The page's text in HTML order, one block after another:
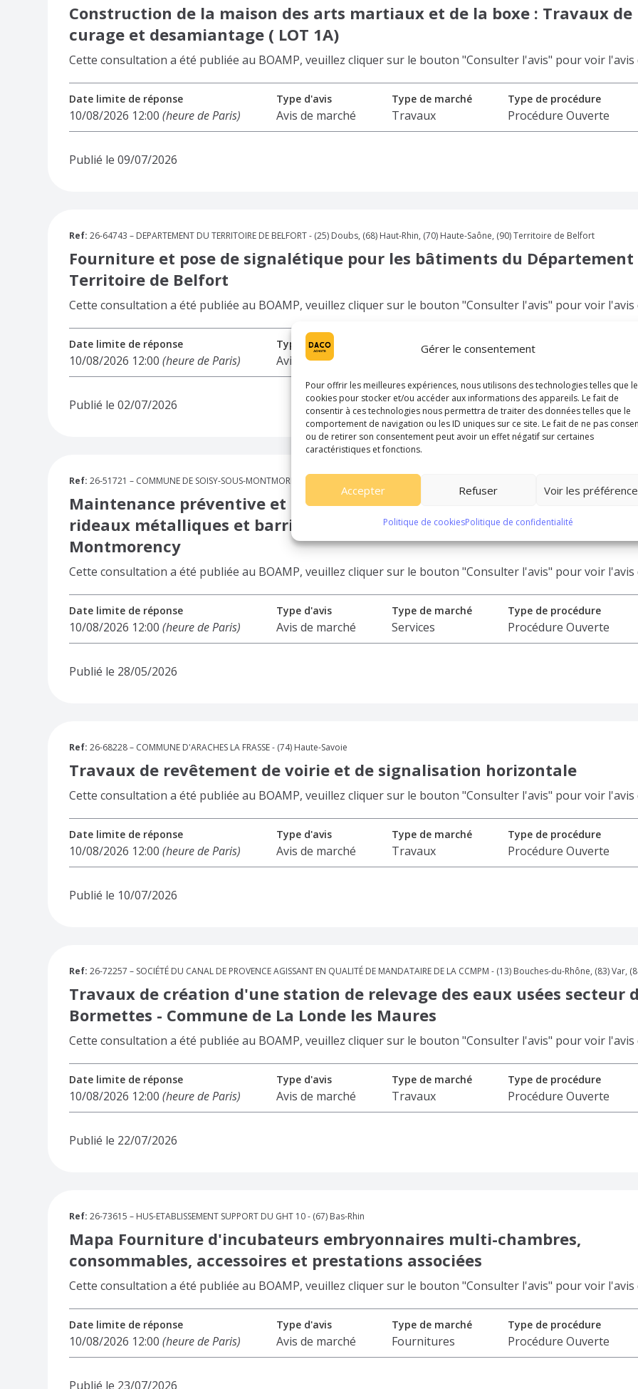
Gérer le consentement
Pour offrir les meilleures expériences, nous utilisons des technologies telles que
cookies pour stocker et/ou accéder aux informations des appareils. Le fait de
consentir à ces technologies nous permettra de traiter des données telles que le
comportement de navigation ou les ID uniques sur ce site. Le fait de ne pas
ou de retirer son consentement peut avoir un effet négatif sur certaines
caractéristiques et fonctions.
Accepter Refuser Voir les
Politique de cookiesPolitique de confidentialité
Construction de la maison des arts martiaux et de la boxe : Travaux de
curage et desamiantage ( LOT 1A)
Cette consultation a été publiée au BOAMP, veuillez cliquer sur le bouton "Consulter l'avis" pour voir l'avis
Date limite de réponse
10/08/2026 12:00(heure de Paris)
Type d'avis
Avis de marché
Type de marché
Travaux
Type de procédure
Procédure Ouverte
Publié le 09/07/2026
Ref: 26-64743 – DEPARTEMENT DU TERRITOIRE DE BELFORT - (25) Doubs, (68) Haut-Rhin, (70) Haute-Saône, (90) Territoire de Belfort
Fourniture et pose de signalétique pour les bâtiments du Département
Territoire de Belfort
Cette consultation a été publiée au BOAMP, veuillez cliquer sur le bouton "Consulter l'avis" pour voir l'avis
Date limite de réponse
10/08/2026 12:00(heure de Paris)
Type d'avis
Avis de marché
Type de marché Type de procédure
Publié le 02/07/2026
Ref: 26-51721 – COMMUNE DE SOISY-SOUS-MONTMORENCY - (95) Val-d'Oise
Maintenance préventive et corrective des portes, portails automatiques,
rideaux métalliques et barrières levantes de la Ville de Soisy-sous-
Montmorency
Cette consultation a été publiée au BOAMP, veuillez cliquer sur le bouton "Consulter l'avis" pour voir l'avis
Date limite de réponse
10/08/2026 12:00(heure de Paris)
Type d'avis
Avis de marché
Type de marché
Services
Type de procédure
Procédure Ouverte
Publié le 28/05/2026
Ref: 26-68228 – COMMUNE D'ARACHES LA FRASSE - (74) Haute-Savoie
Travaux de revêtement de voirie et de signalisation horizontale
Cette consultation a été publiée au BOAMP, veuillez cliquer sur le bouton "Consulter l'avis" pour voir l'avis
Date limite de réponse
10/08/2026 12:00(heure de Paris)
Type d'avis
Avis de marché
Type de marché
Travaux
Type de procédure
Procédure Ouverte
Publié le 10/07/2026
Ref: 26-72257 – SOCIÉTÉ DU CANAL DE PROVENCE AGISSANT EN QUALITÉ DE MANDATAIRE DE LA CCMPM - (13) Bouches-du-Rhône, (83) Var,
Travaux de création d'une station de relevage des eaux usées secteur
Bormettes - Commune de La Londe les Maures
Cette consultation a été publiée au BOAMP, veuillez cliquer sur le bouton "Consulter l'avis" pour voir l'avis
Date limite de réponse
10/08/2026 12:00(heure de Paris)
Type d'avis
Avis de marché
Type de marché
Travaux
Type de procédure
Procédure Ouverte
Publié le 22/07/2026
Ref: 26-73615 – HUS-ETABLISSEMENT SUPPORT DU GHT 10 - (67) Bas-Rhin
Mapa Fourniture d'incubateurs embryonnaires multi-chambres,
consommables, accessoires et prestations associées
Cette consultation a été publiée au BOAMP, veuillez cliquer sur le bouton "Consulter l'avis" pour voir l'avis
Date limite de réponse
10/08/2026 12:00(heure de Paris)
Type d'avis
Avis de marché
Type de marché
Fournitures
Type de procédure
Procédure Ouverte
Publié le 23/07/2026